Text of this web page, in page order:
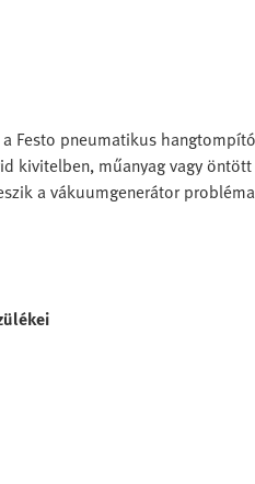
Festo pneumatikus
kivitelben, műanyag vagy
a vákuumgenerátor